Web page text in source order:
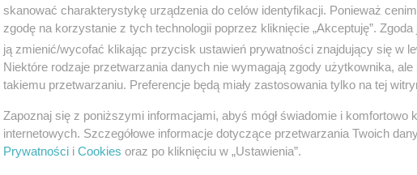
skanować charakterystykę urządzenia do celów identyfikacji. Ponieważ
zgodę na korzystanie z tych technologii poprzez kliknięcie „Akceptuję”.
ją zmienić/wycofać klikając przycisk ustawień prywatności znajdujący się w
Niektóre rodzaje przetwarzania danych nie wymagają zgody użytkownika,
takiemu przetwarzaniu. Preferencje będą miały zastosowania tylko na tej
Zapoznaj się z poniższymi informacjami, abyś mógł świadomie i
internetowych. Szczegółowe informacje dotyczące przetwarzania Twoich
Prywatności i Cookies oraz po kliknięciu w „Ustawienia”.